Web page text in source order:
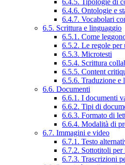
6.4.6. Ontologie e
6.4.7. Vocabolari
6.5. Scrittura e linguaggio
6.5.1. Come
6.5.2. Le regole per
6.5.3. Microtesti
6.5.4. Scrittura
6.5.5. Content
6.5.6. Traduzione e
6.6. Documenti
6.6.1. I documenti
6.6.2. Tipi di
6.6.3. Formato di
6.6.4. Modalità di
6.7. Immagini e video
6.7.1. Testo
6.7.2. Sottotitoli per
6.7.3. Trascrizioni